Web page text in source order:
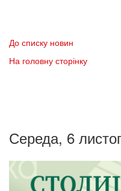
До списку новин
На головну сторінку
Середа, 6